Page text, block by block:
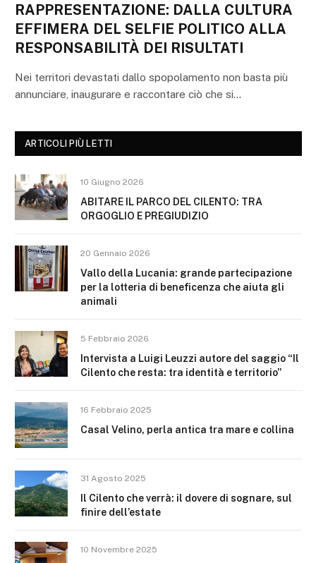
RAPPRESENTAZIONE: DALLA CULTURA
EFFIMERA DEL SELFIE POLITICO ALLA
RESPONSABILITÀ DEI RISULTATI
Nei territori devastati dallo spopolamento non basta più
annunciare, inaugurare e raccontare ciò che si…
ARTICOLI PIÙ LETTI
10 Giugno 2026
ABITARE IL PARCO DEL CILENTO: TRA
ORGOGLIO E PREGIUDIZIO
20 Gennaio 2026
Vallo della Lucania: grande partecipazione
per la lotteria di beneficenza che aiuta gli
animali
5 Febbraio 2026
Intervista a Luigi Leuzzi autore del saggio “Il
Cilento che resta: tra identità e territorio”
16 Febbraio 2025
Casal Velino, perla antica tra mare e collina
31 Agosto 2025
Il Cilento che verrà: il dovere di sognare, sul
finire dell’estate
10 Novembre 2025